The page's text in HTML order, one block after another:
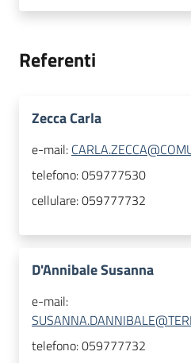
Referenti
Zecca Carla
e-mail:
telefono:059777530
cellulare:059777732
D'Annibale Susanna
e-mail:
telefono:059777732